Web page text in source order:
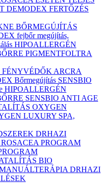
DEMODEX FERTŐZÉS
BŐRMEGÚJÍTÁS
fejbőr megújítás,
HIPOALLERGÉN
PIGMENTFOLTRA
FÉNYVÉDŐK ARCRA
Bőrmegújítás SENSBIO
HIPOALLERGÉN
SENSBIO ANTI AGE
OXYGEN
LUXURY SPA,
DRHAZI
ROSACEA PROGRAM
BIO
DRHAZI